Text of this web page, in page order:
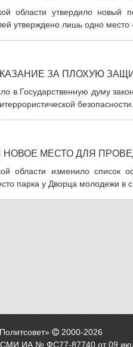
области утвердило
утверждено лишь одно
ЗА ПЛОХУЮ
в Государственную думу
МЕСТО ДЛЯ
области изменило
парка у Дворца молодежи в
2000-2026
СМИ ИА № ФС77-87740 от 09